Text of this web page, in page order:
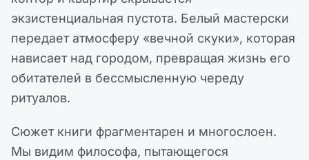
экзистенциальная пустота. Белый мастерски
передает атмосферу «вечной скуки», которая
нависает над городом, превращая жизнь его
обитателей в бессмысленную череду
ритуалов.
Сюжет книги фрагментарен и многослоен.
Мы видим философа, пытающегося